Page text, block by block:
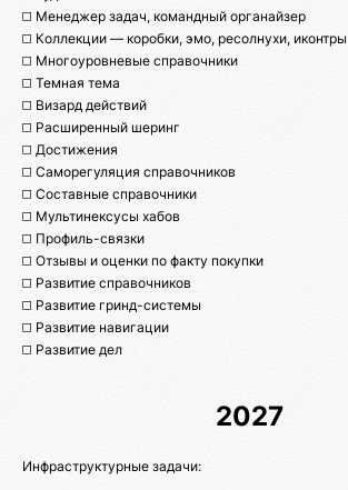
◻️ Менеджер задач, командный органайзер
◻️ Коллекции — коробки, эмо, ресолнухи, иконтры
◻️ Многоуровневые справочники
◻️ Темная тема
◻️ Визард действий
◻️ Расширенный шеринг
◻️ Достижения
◻️ Саморегуляция справочников
◻️ Составные справочники
◻️ Мультинексусы хабов
◻️ Профиль-связки
◻️ Отзывы и оценки по факту покупки
◻️ Развитие справочников
◻️ Развитие гринд-системы
◻️ Развитие навигации
◻️ Развитие дел
2027
Инфраструктурные задачи: